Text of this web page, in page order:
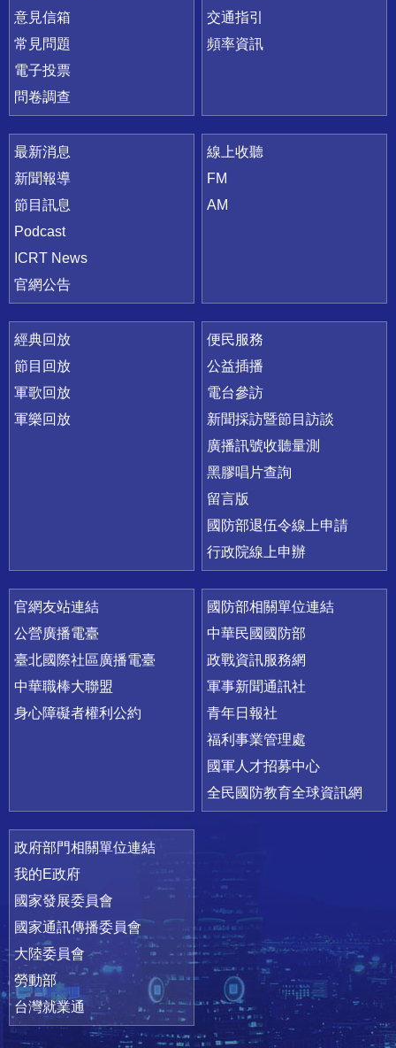
意見信箱
常見問題
電子投票
問卷調查
交通指引
頻率資訊
最新消息
新聞報導
節目訊息
Podcast
ICRT News
官網公告
線上收聽
FM
AM
經典回放
節目回放
軍歌回放
軍樂回放
便民服務
公益插播
電台參訪
新聞採訪暨節目訪談
廣播訊號收聽量測
黑膠唱片查詢
留言版
國防部退伍令線上申請
行政院線上申辦
官網友站連結
公營廣播電臺
臺北國際社區廣播電臺
中華職棒大聯盟
身心障礙者權利公約
國防部相關單位連結
中華民國國防部
政戰資訊服務網
軍事新聞通訊社
青年日報社
福利事業管理處
國軍人才招募中心
全民國防教育全球資訊網
政府部門相關單位連結
我的E政府
國家發展委員會
國家通訊傳播委員會
大陸委員會
勞動部
台灣就業通